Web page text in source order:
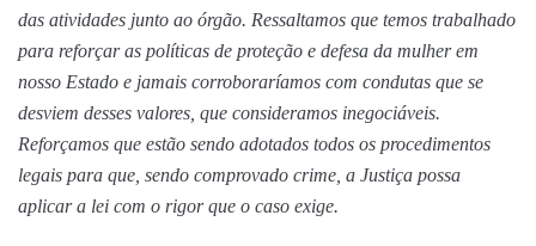
das atividades junto ao órgão. Ressaltamos que temos trabalhado
para reforçar as políticas de proteção e defesa da mulher em
nosso Estado e jamais corroboraríamos com condutas que se
desviem desses valores, que consideramos inegociáveis.
Reforçamos que estão sendo adotados todos os procedimentos
legais para que, sendo comprovado crime, a Justiça possa
aplicar a lei com o rigor que o caso exige.